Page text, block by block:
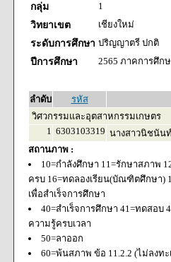
กลุ่ม
1
วิทยาเขต
เชียงใหม่
ระดับการศึกษา ปริญญาตรี ปกติ
ปีการศึกษา
2565 ภาคการศึก
ลำดับ
รหัส
วิศวกรรมและอุตสาหกรรมเกษตร
1 6303103319 นางสาวนิชนัน
สถานภาพ :
10=กำลังศึกษา 11=รักษาสภาพ
ครบ 16=ทดลองเรียน(บัณฑิตศึกษา)
เพื่อสำเร็จการศึกษา
40=สำเร็จการศึกษา 41=ทดสอบ
ความรู้ครบเวลา
50=ลาออก
60=พ้นสภาพ ข้อ 11.2.2 (ไม่ลงท